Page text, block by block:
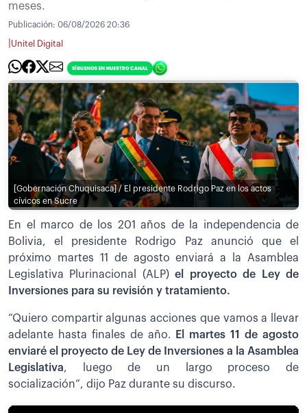
meses.
Publicación: 06/08/2026 20:36
Unitel Digital
[Gobernación Chuquisaca] / El presidente Rodrigo Paz en los actos
cívicos en Sucre
En el marco de los 201 años de la independencia de
Bolivia, el presidente Rodrigo Paz anunció que el
próximo martes 11 de agosto enviará a la Asamblea
Legislativa Plurinacional (ALP)el proyecto de Ley de
Inversiones para su revisión y tratamiento.
“Quiero compartir algunas acciones que vamos a llevar
adelante hasta finales de año.
El martes 11 de agosto
enviaré el proyecto de Ley de Inversiones a la Asamblea
Legislativa, luego de un largo proceso de
socialización”, dijo Paz durante su discurso.